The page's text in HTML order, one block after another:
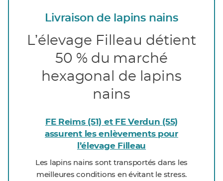
Livraison de lapins nains
Lʼélevage Filleau détient
50 % du marché
hexagonal de lapins
nains
FE Reims (51) et FE Verdun (55)
assurent les enlèvements pour
l’élevage Filleau
Les lapins nains sont transportés dans les
meilleures conditions en évitant le stress.